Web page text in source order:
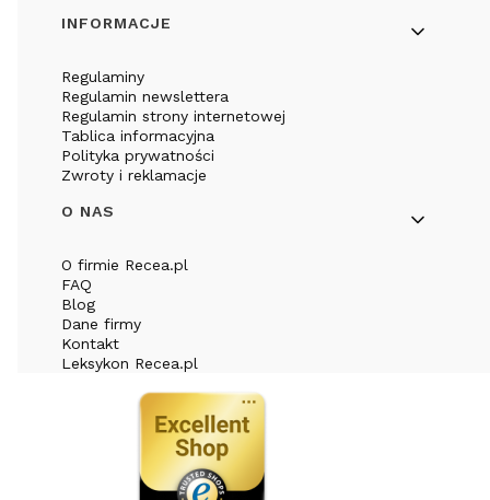
INFORMACJE
Regulaminy
Regulamin newslettera
Regulamin strony internetowej
Tablica informacyjna
Polityka prywatności
Zwroty i reklamacje
O NAS
O firmie Recea.pl
FAQ
Blog
Dane firmy
Kontakt
Leksykon Recea.pl